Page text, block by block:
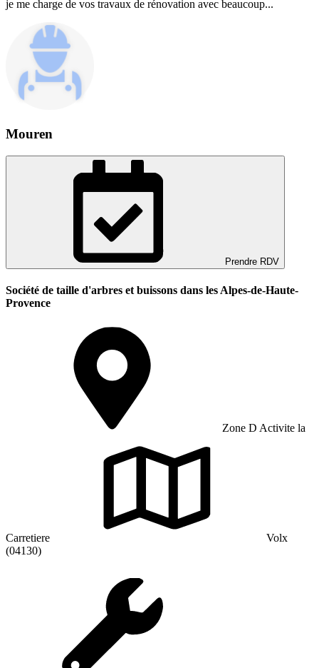
je me charge de vos travaux de rénovation avec beaucoup...
Mouren
Prendre RDV
Société de taille d'arbres et buissons dans les Alpes-de-Haute-
Provence
Zone D Activite la
Carretiere
Volx
(04130)